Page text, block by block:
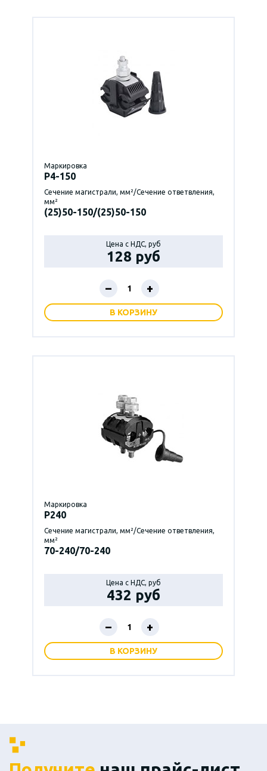
Маркировка
P4-150
Сечение магистрали, мм²/Сечение ответвления,
мм²
(25)50-150/(25)50-150
Цена с НДС, руб
128 руб
– +
В КОРЗИНУ
Маркировка
P240
Сечение магистрали, мм²/Сечение ответвления,
мм²
70-240/70-240
Цена с НДС, руб
432 руб
– +
В КОРЗИНУ